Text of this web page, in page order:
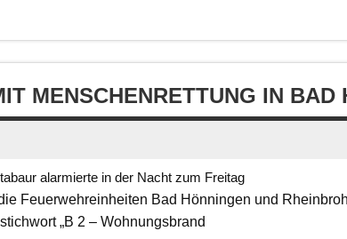
MENSCHENRETTUNG IN BAD
alarmierte in der Nacht zum Freitag
Feuerwehreinheiten Bad Hönningen und
„B 2 – Wohnungsbrand